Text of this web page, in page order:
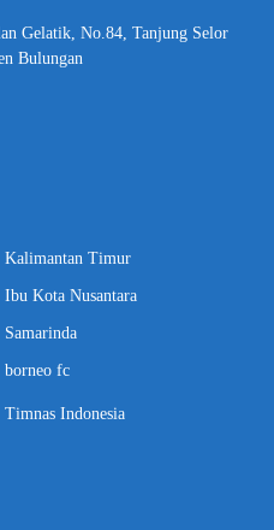
Gelatik, No.84, Tanjung Selor
Bulungan
Kalimantan Timur
Ibu Kota Nusantara
Samarinda
borneo fc
Timnas Indonesia